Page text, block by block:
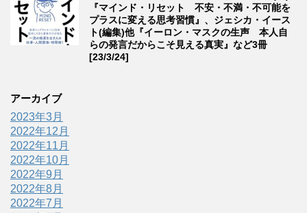
『マインド・リセット 不安・不満・不可能を
プラスに変える思考習慣』、ジェシカ・イース
ト(編集)他『イーロン・マスクの生声 本人自
らの発言だからこそ見える真実』など3冊
[23/3/24]
アーカイブ
2023年3月
2022年12月
2022年11月
2022年10月
2022年9月
2022年8月
2022年7月